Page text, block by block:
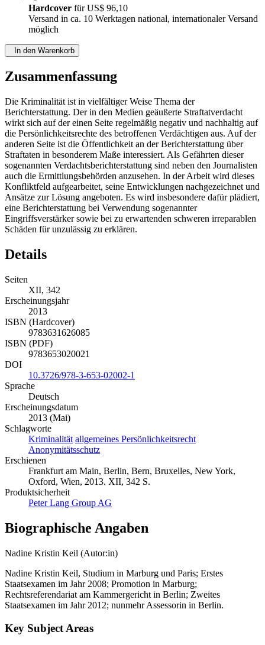
Hardcover fürUS$ 96,10
Versand in ca. 10 Werktagen national, internationaler Versand
möglich
In den Warenkorb
Zusammenfassung
Die Kriminalität ist in vielfältiger Weise Thema der
Berichterstattung. Der in den Medien geäußerte Straftatverdacht
wirkt sich auf der einen Seite regelmäßig negativ und nachhaltig auf
die Persönlichkeitsrechte des betroffenen Verdächtigen aus. Auf der
anderen Seite ist die Öffentlichkeit an der Berichterstattung über
Straftaten in besonderem Maße interessiert. Als Gefährten dieser
sogenannten Verdachtsberichterstattung sind neben den Journalisten
auch die Ermittlungsbehörden anzusehen. In der Arbeit wird dieses
Konfliktfeld aufgearbeitet, seine Entwicklungen nachgezeichnet und
Ansätze zur Lösung angeboten. Es wird insbesondere dafür plädiert,
eine Berichterstattung bei Verwendung sogenannter
Eingriffsverstärker sowie bei zu erwartenden schweren irreparablen
Schäden für unzulässig zu erklären.
Details
Seiten
XII, 342
Erscheinungsjahr
2013
ISBN (Hardcover)
9783631626085
ISBN (PDF)
9783653020021
DOI
10.3726/978-3-653-02002-1
Sprache
Deutsch
Erscheinungsdatum
2013 (Mai)
Schlagworte
Kriminalität allgemeines Persönlichkeitsrecht
Anonymitätsschutz
Erschienen
Frankfurt am Main, Berlin, Bern, Bruxelles, New York,
Oxford, Wien, 2013. XII, 342 S.
Produktsicherheit
Peter Lang Group AG
Biographische Angaben
Nadine Kristin Keil (Autor:in)
Nadine Kristin Keil, Studium in Marburg und Paris; Erstes
Staatsexamen im Jahr 2008; Promotion in Marburg;
Rechtsreferendariat am Kammergericht in Berlin; Zweites
Staatsexamen im Jahr 2012; nunmehr Assessorin in Berlin.
Key Subject Areas